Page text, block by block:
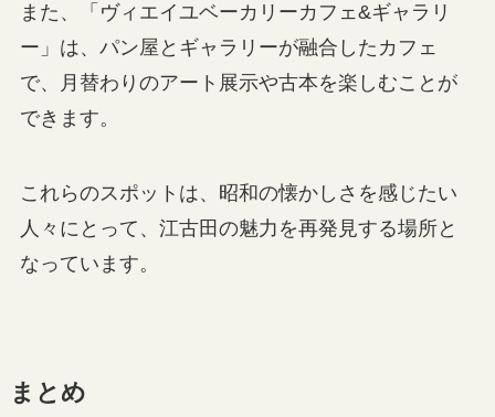
また、「ヴィエイユベーカリーカフェ&ギャラリ
ー」は、パン屋とギャラリーが融合したカフェ
で、月替わりのアート展示や古本を楽しむことが
できます。
これらのスポットは、昭和の懐かしさを感じたい
人々にとって、江古田の魅力を再発見する場所と
なっています。
まとめ